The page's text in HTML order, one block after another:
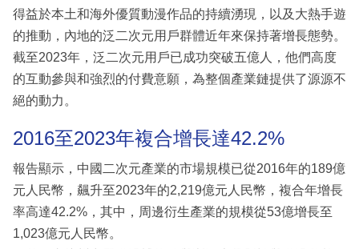
得益於本土和海外優質動漫作品的持續湧現，以及大熱手遊
的推動，內地的泛二次元用戶群體近年來保持著增長態勢。
截至2023年，泛二次元用戶已成功突破五億人，他們高度
的互動參與和強烈的付費意願，為整個產業鏈提供了源源不
絕的動力。
2016至2023年複合增長達42.2%
報告顯示，中國二次元產業的市場規模已從2016年的189億
元人民幣，飆升至2023年的2,219億元人民幣，複合年增長
率高達42.2%，其中，周邊衍生產業的規模從53億增長至
1,023億元人民幣。